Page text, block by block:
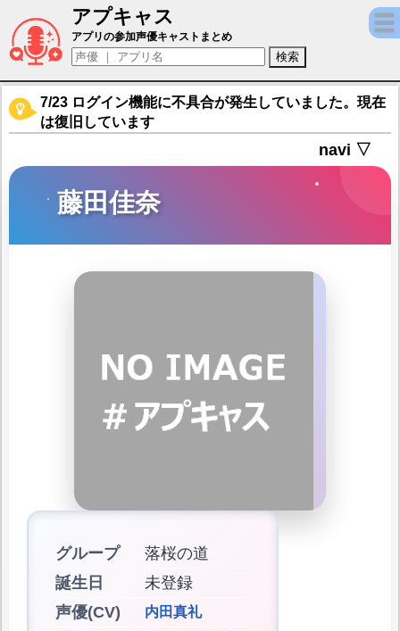
アプキャス
藤田佳奈（声優：内田真礼)【雀魂 -じゃんた
アプリの参加声優キャストまとめ
7/23 ログイン機能に不具合が発生していました。現在
は復旧しています
navi ▽
藤田佳奈
グループ
落桜の道
誕生日
未登録
声優(CV)
内田真礼